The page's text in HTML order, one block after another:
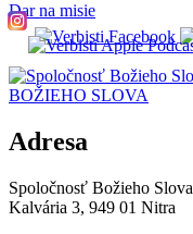
Dar na misie
BOŽIEHO SLOVA
Adresa
Spoločnosť Božieho Slova
Kalvária 3, 949 01 Nitra